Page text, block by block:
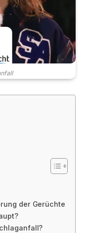
der Gerüchte